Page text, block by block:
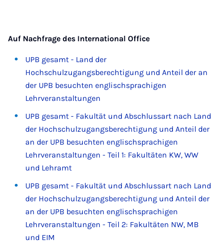
Auf Nachfrage des International Office
UPB gesamt - Land der
Hochschulzugangsberechtigung und Anteil der an
der UPB besuchten englischsprachigen
Lehrveranstaltungen
UPB gesamt - Fakultät und Abschlussart nach Land
der Hochschulzugangsberechtigung und Anteil der
an der UPB besuchten englischsprachigen
Lehrveranstaltungen - Teil 1: Fakultäten KW, WW
und Lehramt
UPB gesamt - Fakultät und Abschlussart nach Land
der Hochschulzugangsberechtigung und Anteil der
an der UPB besuchten englischsprachigen
Lehrveranstaltungen - Teil 2: Fakultäten NW, MB
und EIM